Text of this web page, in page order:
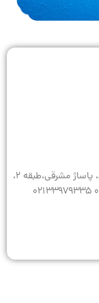
تـهـــــران،خیابان امیر کبیر،کوچه ناظم الاطباء جنوبی، پاساژ مشرقی،طبقه 2،